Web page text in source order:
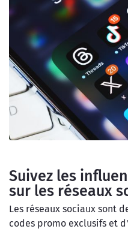
Suivez les
sur les réseaux
Les réseaux sociaux sont
codes promo exclusifs et